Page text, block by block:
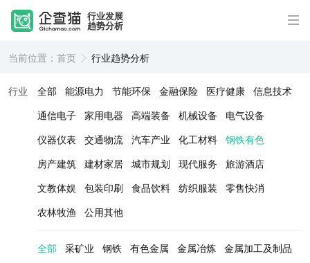
行业发展
趋势分析
当前位置： 首页 行业趋势分析
行业 全部 能源电力 节能环保 金融保险 医疗健康 信息技术
通信电子 家用电器 高端装备 机械设备
电气设备
仪器仪表
交通物流 汽车产业 化工材料 钢铁有色
房产建筑 建材家居 城市规划 现代服务
旅游酒店
文教体娱
包装印刷 食品饮料 纺织服装
零售快消
农林牧渔
公用其他
全部 采矿业 钢铁 有色金属 金属冶炼 金属加工及制品